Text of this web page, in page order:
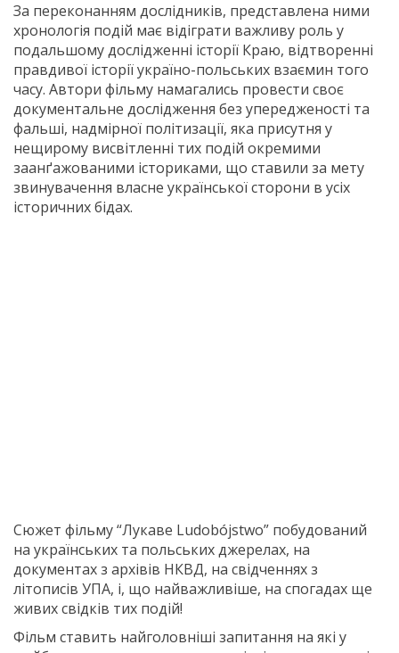
За переконанням дослідників, представлена ними
хронологія подій має відіграти важливу роль у
подальшому дослідженні історії Краю, відтворенні
правдивої історії україно-польських взаємин того
часу. Автори фільму намагались провести своє
документальне дослідження без упередженості та
фальші, надмірної політизації, яка присутня у
нещирому висвітленні тих подій окремими
заанґажованими істориками, що ставили за мету
звинувачення власне української сторони в усіх
історичних бідах.
Сюжет фільму “Лукаве Ludobójstwo” побудований
на українських та польських джерелах, на
документах з архівів НКВД, на свідченнях з
літописів УПА, і, що найважливіше, на спогадах ще
живих свідків тих подій!
Фільм ставить найголовніші запитання на які у